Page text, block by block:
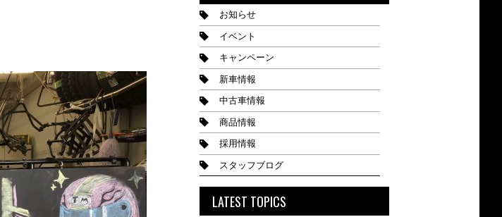
お知らせ
イベント
キャンペーン
新車情報
中古車情報
商品情報
採用情報
スタッフブログ
LATEST TOPICS